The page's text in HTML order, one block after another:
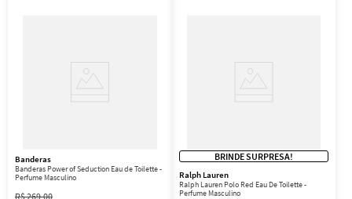
Banderas
Banderas Power of Seduction Eau de Toilette -
Perfume Masculino
R$269,00
BRINDE SURPRESA!
Ralph Lauren
Ralph Lauren Polo Red Eau De Toilette -
Perfume Masculino